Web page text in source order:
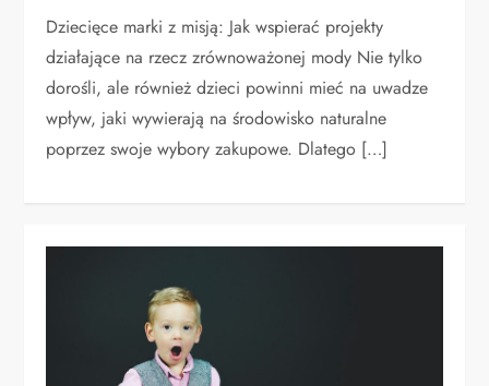
Dziecięce marki z misją: Jak wspierać projekty
działające na rzecz zrównoważonej mody Nie tylko
dorośli, ale również dzieci powinni mieć na uwadze
wpływ, jaki wywierają na środowisko naturalne
poprzez swoje wybory zakupowe. Dlatego […]